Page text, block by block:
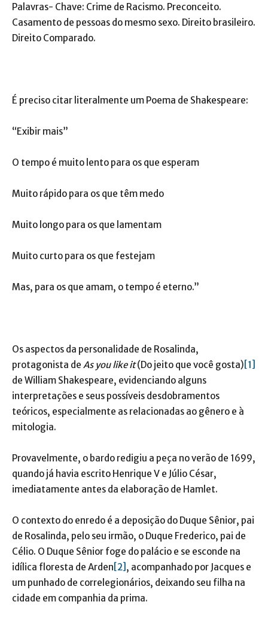
Palavras- Chave: Crime de Racismo. Preconceito.
Casamento de pessoas do mesmo sexo. Direito brasileiro.
Direito Comparado.
É preciso citar literalmente um Poema de Shakespeare:
“Exibir mais”
O tempo é muito lento para os que esperam
Muito rápido para os que têm medo
Muito longo para os que lamentam
Muito curto para os que festejam
Mas, para os que amam, o tempo é eterno.”
Os aspectos da personalidade de Rosalinda,
protagonista de As you like it(Do jeito que você gosta) [1]
de William Shakespeare, evidenciando alguns
interpretações e seus possíveis desdobramentos
teóricos, especialmente as relacionadas ao gênero e à
mitologia.
Provavelmente, o bardo redigiu a peça no verão de 1699,
quando já havia escrito Henrique V e Júlio César,
imediatamente antes da elaboração de Hamlet.
O contexto do enredo é a deposição do Duque Sênior, pai
de Rosalinda, pelo seu irmão, o Duque Frederico, pai de
Célio. O Duque Sênior foge do palácio e se esconde na
idílica floresta de Arden [2] , acompanhado por Jacques e
um punhado de correlegionários, deixando seu filha na
cidade em companhia da prima.